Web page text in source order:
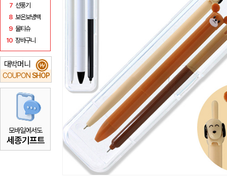
7 선풍기
8 보온보냉백
9 물티슈
10 장바구니
대박머니
COUPON SHOP
₩
모바일에서도
세종기프트